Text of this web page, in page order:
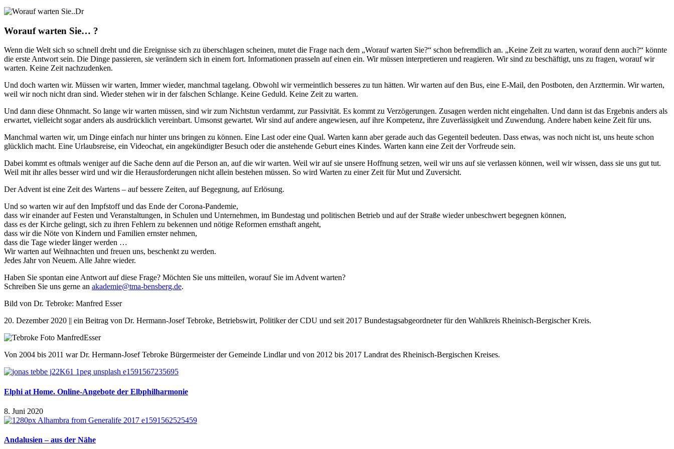
Worauf warten Sie… ?
Wenn die Welt sich so schnell dreht und die Ereignisse sich zu überschlagen scheinen, mutet die Frage nach dem „Worauf warten Sie?“ schon befremdlich an. „Keine Zeit zu warten, worauf denn auch?“ könnte
die erste Antwort sein. Die Dinge passieren, sie verändern sich in einem fort. Informationen prasseln auf einen ein. Wir müssen interpretieren und reagieren. Wir sind zu beschäftigt, uns zu fragen, worauf wir
warten. Keine Zeit nachzudenken.
Und doch warten wir. Müssen wir warten, Immer wieder, manchmal tagelang. Obwohl wir vermeintlich besseres zu tun hätten. Wir warten auf den Bus, eine E-Mail, den Postboten, den Arzttermin. Wir warten,
weil wir noch nicht dran sind. Wieder stehen wir in der falschen Schlange. Keine Geduld. Keine Zeit zu warten.
Und dann diese Ohnmacht. So lange wir warten müssen, sind wir zum Nichtstun verdammt, zur Passivität. Es kommt zu Verzögerungen. Zusagen werden nicht eingehalten. Und dann ist das Ergebnis anders als
erwartet, vielleicht sogar anders als ausdrücklich vereinbart. Umsonst gewartet. Wir sind auf andere angewiesen, auf ihre Kompetenz, ihre Zuverlässigkeit und Zuwendung. Andere haben keine Zeit für uns.
Manchmal warten wir, um Dinge einfach nur hinter uns bringen zu können. Eine Last oder eine Qual. Warten kann aber gerade auch das Gegenteil bedeuten. Dass etwas, was noch nicht ist, uns heute schon
glücklich macht. Eine Urlaubsreise, ein Videochat, ein angekündigter Besuch oder die anstehende Geburt eines Kindes. Warten kann eine Zeit der Vorfreude sein.
Dabei kommt es oftmals weniger auf die Sache denn auf die Person an, auf die wir warten. Weil wir auf sie unsere Hoffnung setzen, weil wir uns auf sie verlassen können, weil wir wissen, dass sie uns gut tut.
Weil mit ihr alles besser wird und wir die Herausforderungen nicht allein bestehen müssen. So wird Warten zu einer Zeit für Mut und Zuversicht.
Der Advent ist eine Zeit des Wartens – auf bessere Zeiten, auf Begegnung, auf Erlösung.
Und so warten wir auf den Impfstoff und das Ende der Corona-Pandemie,
dass wir einander auf Festen und Veranstaltungen, in Schulen und Unternehmen, im Bundestag und politischen Betrieb und auf der Straße wieder unbeschwert begegnen können,
dass es der Kirche gelingt, sich zu ihren Fehlern zu bekennen und nötige Reformen ernsthaft angeht,
dass wir die Nöte von Kindern und Familien ernster nehmen,
dass die Tage wieder länger werden …
Wir warten auf Weihnachten und freuen uns, beschenkt zu werden.
Jedes Jahr von Neuem. Alle Jahre wieder.
Haben Sie spontan eine Antwort auf diese Frage? Möchten Sie uns mitteilen, worauf Sie im Advent warten?
Schreiben Sie uns gerne an akademie@tma-bensberg.de.
Bild von Dr. Tebroke: Manfred Esser
20. Dezember 2020 || ein Beitrag von Dr. Hermann-Josef Tebroke, Betriebswirt, Politiker der CDU und seit 2017 Bundestagsabgeordneterfür den Wahlkreis Rheinisch-Bergischer Kreis.
Von 2004 bis 2011 war Dr. Hermann-Josef Tebroke Bürgermeister der Gemeinde Lindlar und von 2012 bis 2017 Landrat des Rheinisch-Bergischen Kreises.
Elphi at Home. Online-Angebote der Elbphilharmonie
8. Juni 2020
Andalusien – aus der Nähe